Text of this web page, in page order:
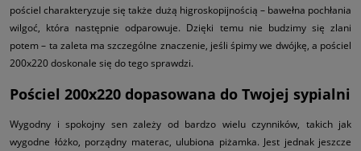
pościel charakteryzuje się także dużą higroskopijnością – bawełna pochłania
wilgoć, która następnie odparowuje. Dzięki temu nie budzimy się zlani
potem – ta zaleta ma szczególne znaczenie, jeśli śpimywe dwójkę, a pościel
200x220 doskonale się do tego sprawdzi.
Pościel 200x220 dopasowana do Twojej sypialni
Wygodny i spokojny sen zależy od bardzo wielu czynników, takich jak
wygodne łóżko, porządny materac, ulubiona piżamka. Jest jednak jeszcze